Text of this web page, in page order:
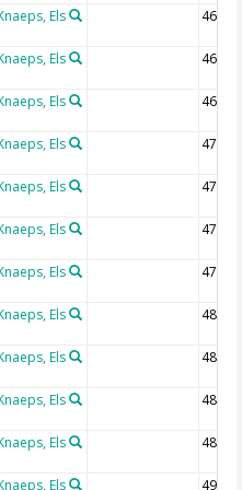
Els 462.5
Els 465
Els 467.5
Els 470
Els 472.5
Els 475
Els 477.5
Els 480
Els 482.5
Els 485
Els 487.5
Els 490